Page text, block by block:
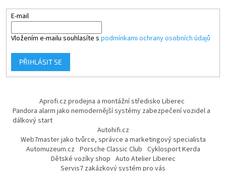
E-mail
Vložením e-mailu souhlasíte s podmínkami ochrany osobních údajů
PŘIHLÁSIT SE
Aprofi.cz prodejna a montážní středisko Liberec
Pandora alarm jako nemodernější systémy zabezpečení vozidel a
dálkový start
Autohifi.cz
Web7master jako tvůrce, správce a marketingový specialista
Automuzeum.cz Porsche Classic Club Cyklosport Kerda
Dětské vozíky shop Auto Atelier Liberec
Servis7 zakázkový systém pro vás